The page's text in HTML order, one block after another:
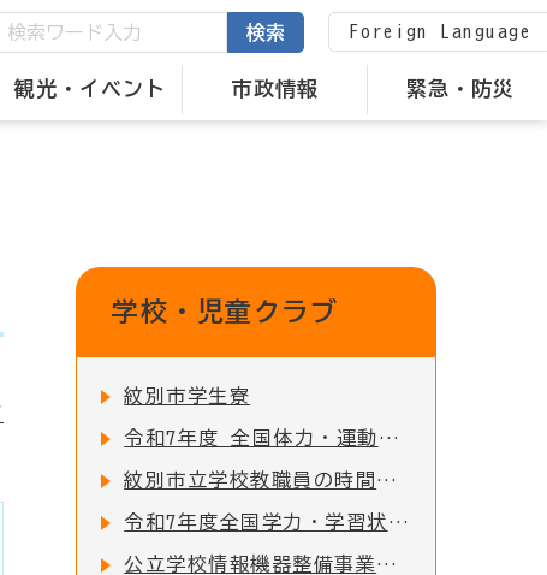
観光・イベント 市政情報 緊急・防災
検索 Foreign Language
学校・児童クラブ
紋別市学生寮
令和7年度 全国体力・運動能力、運動習慣等調査結果について
紋別市立学校教職員の時間外在校等時間の公表について
令和7年度全国学力・学習状況調査結果について
公立学校情報機器整備事業に係る各種計画について